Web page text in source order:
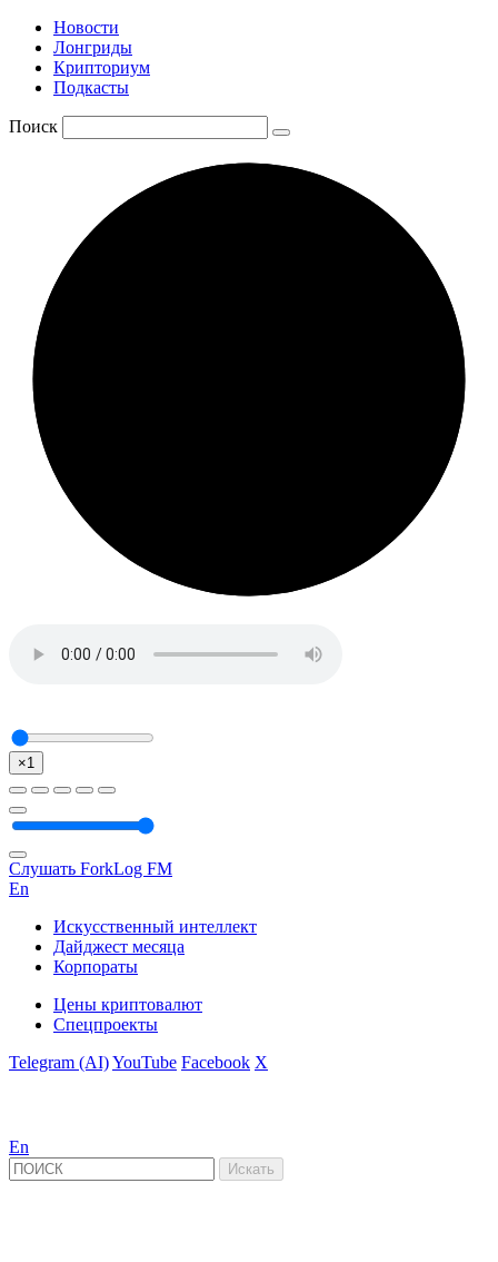
Новости
Лонгриды
Крипториум
Подкасты
Поиск
×1
Слушать ForkLog FM
En
Искусственный интеллект
Дайджест месяца
Корпораты
Цены криптовалют
Спецпроекты
Telegram (AI)YouTube Facebook X
En